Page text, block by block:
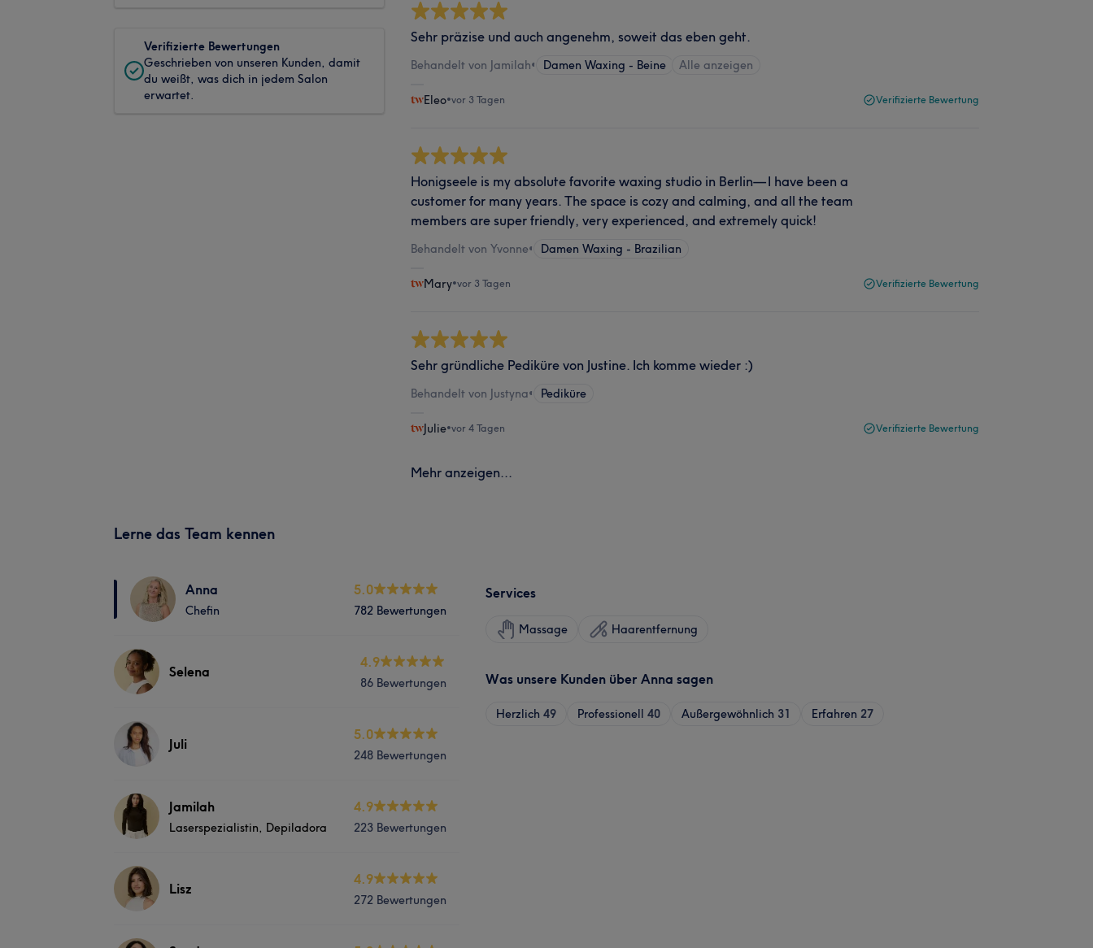
Verifizierte Bewertungen
Geschrieben von unseren Kunden, damit
du weißt, was dich in jedem Salon
erwartet.
Sehr präzise und auch angenehm, soweit das eben geht.
Behandelt von Jamilah• Damen Waxing - Beine Alle anzeigen
Eleo•vor 3 Tagen Verifizierte Bewertung
Honigseele is my absolute favorite waxing studio in Berlin— I have been a
customer for many years. The space is cozy and calming, and all the team
members are super friendly, very experienced, and extremely quick!
Behandelt von Yvonne• Damen Waxing - Brazilian
Mary•vor 3 Tagen Verifizierte Bewertung
Sehr gründliche Pediküre von Justine. Ich komme wieder :)
Behandelt von Justyna• Pediküre
Julie•vor 4 Tagen Verifizierte Bewertung
Mehr anzeigen...
Lerne das Team kennen
Anna
Chefin
5.0
782 Bewertungen
Selena
4.9
86 Bewertungen
Juli
5.0
248 Bewertungen
Jamilah
Laserspezialistin, Depiladora
4.9
223 Bewertungen
Lisz
4.9
272 Bewertungen
Services
Massage Haarentfernung
Was unsere Kunden über Anna sagen
Herzlich 49 Professionell 40 Außergewöhnlich 31 Erfahren 27